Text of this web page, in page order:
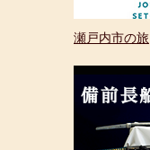
瀬戸内市の旅